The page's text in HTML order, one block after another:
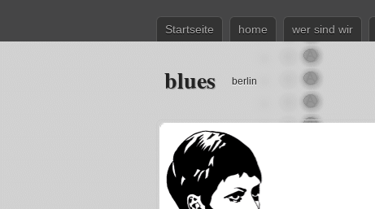
Startseite home wer sind wir
blues berlin